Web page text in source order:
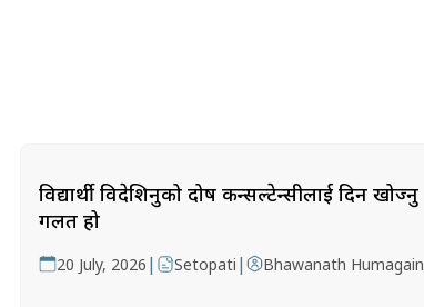
विद्यार्थी विदेशिनुको दोष कन्सल्टेन्सीलाई दिन खोज्नु
गलत हो
20 July, 2026 | Setopati | Bhawanath Humagain